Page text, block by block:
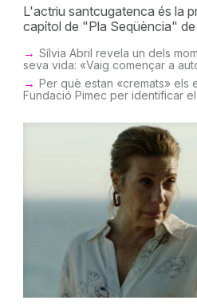
L'actriu santcugatenca és la
capítol de "Pla Seqüència"
Sílvia Abril revela un dels
seva vida: «Vaig començar a
Per què estan «cremats» els
Fundació Pimec per identificar